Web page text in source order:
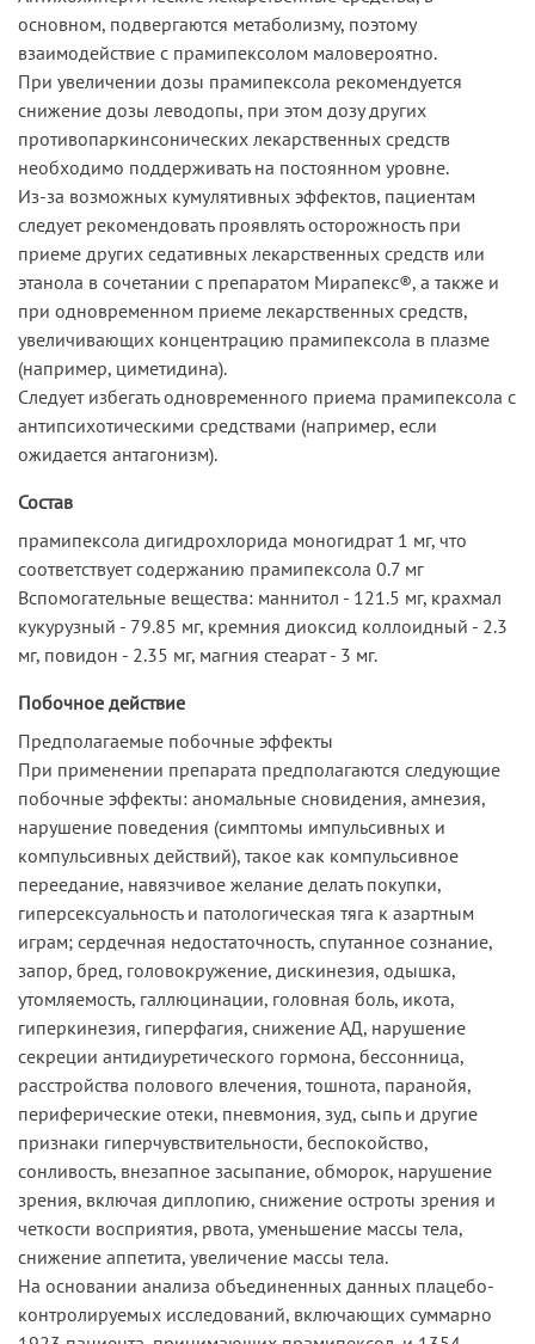
основном, подвергаются метаболизму, поэтому
взаимодействие с прамипексолом маловероятно.
При увеличении дозы прамипексола рекомендуется
снижение дозы леводопы, при этом дозу других
противопаркинсонических лекарственных средств
необходимо поддерживать на постоянном уровне.
Из-за возможных кумулятивных эффектов, пациентам
следует рекомендовать проявлять осторожность при
приеме других седативных лекарственных средств или
этанола в сочетании с препаратом Мирапекс®, а также и
при одновременном приеме лекарственных средств,
увеличивающих концентрацию прамипексола в плазме
(например, циметидина).
Следует избегать одновременного приема прамипексола с
антипсихотическими средствами (например, если
ожидается антагонизм).
Состав
прамипексола дигидрохлорида моногидрат 1 мг, что
соответствует содержанию прамипексола 0.7 мг
Вспомогательные вещества: маннитол - 121.5 мг, крахмал
кукурузный - 79.85 мг, кремния диоксид коллоидный - 2.3
мг, повидон - 2.35 мг, магния стеарат - 3 мг.
Побочное действие
Предполагаемые побочные эффекты
При применении препарата предполагаются следующие
побочные эффекты: аномальные сновидения, амнезия,
нарушение поведения (симптомы импульсивных и
компульсивных действий), такое как компульсивное
переедание, навязчивое желание делать покупки,
гиперсексуальность и патологическая тяга к азартным
играм; сердечная недостаточность, спутанное сознание,
запор, бред, головокружение, дискинезия, одышка,
утомляемость, галлюцинации, головная боль, икота,
гиперкинезия, гиперфагия, снижение АД, нарушение
секреции антидиуретического гормона, бессонница,
расстройства полового влечения, тошнота, паранойя,
периферические отеки, пневмония, зуд, сыпь и другие
признаки гиперчувствительности, беспокойство,
сонливость, внезапное засыпание, обморок, нарушение
зрения, включая диплопию, снижение остроты зрения и
четкости восприятия, рвота, уменьшение массы тела,
снижение аппетита, увеличение массы тела.
На основании анализа объединенных данных плацебо-
контролируемых исследований, включающих суммарно